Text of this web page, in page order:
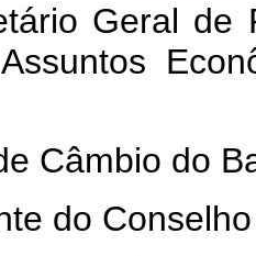
Geral de
do
Conselho